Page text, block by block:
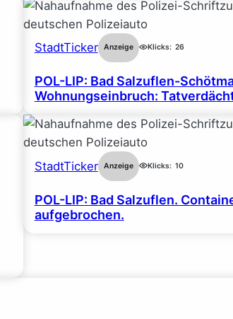
StadtTicker Anzeige Klicks: 26
POL-LIP: Bad Salzuflen-
Wohnungseinbruch:
StadtTicker Anzeige Klicks: 10
POL-LIP: Bad Salzuflen.
aufgebrochen.